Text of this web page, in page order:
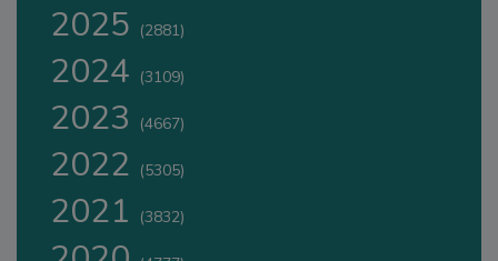
2025 (2881)
2024 (3109)
2023 (4667)
2022 (5305)
2021 (3832)